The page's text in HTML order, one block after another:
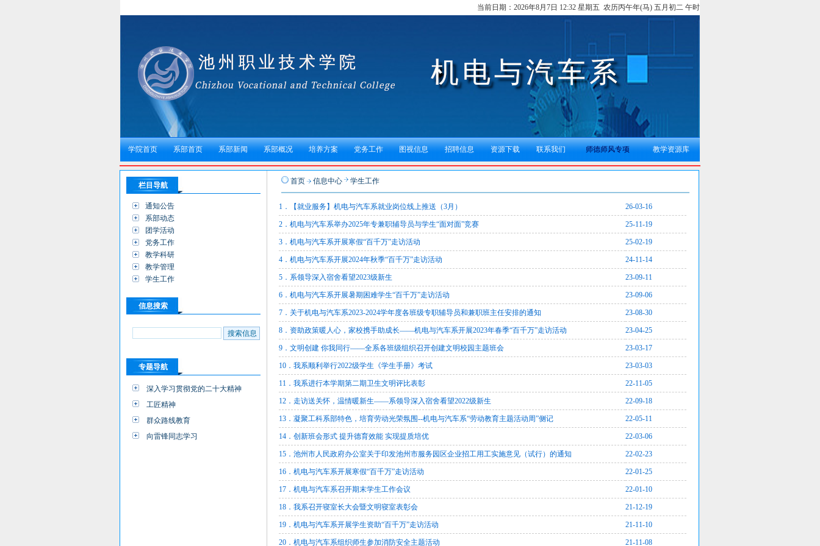
当前日期： 2026年8月7日 12:32 星期五 农历丙午年(马) 五月初二 午时
学院首页 系部首页 系部新闻 系部概况 培养方案 党务工作 图视信息 招聘信息 资源下载 联系我们 师德师风专项 教学资源库
栏目导航
通知公告
系部动态
团学活动
党务工作
教学科研
教学管理
学生工作
信息搜索
专题导航
深入学习贯彻党的二十大精神
工匠精神
群众路线教育
向雷锋同志学习
首页 信息中心 学生工作
1．【就业服务】机电与汽车系就业岗位线上推送（3月） 26-03-16
2．机电与汽车系举办2025年专兼职辅导员与学生“面对面”竞赛 25-11-19
3．机电与汽车系开展寒假“百千万”走访活动 25-02-19
4．机电与汽车系开展2024年秋季“百千万”走访活动 24-11-14
5．系领导深入宿舍看望2023级新生 23-09-11
6．机电与汽车系开展暑期困难学生“百千万”走访活动 23-09-06
7．关于机电与汽车系2023-2024学年度各班级专职辅导员和兼职班主任安排的通知 23-08-30
8．资助政策暖人心，家校携手助成长——机电与汽车系开展2023年春季“百千万”走访活动 23-04-25
9．文明创建 你我同行——全系各班级组织召开创建文明校园主题班会 23-03-17
10．我系顺利举行2022级学生《学生手册》考试 23-03-03
11．我系进行本学期第二期卫生文明评比表彰 22-11-05
12．走访送关怀，温情暖新生——系领导深入宿舍看望2022级新生 22-09-18
13．凝聚工科系部特色，培育劳动光荣氛围--机电与汽车系“劳动教育主题活动周”侧记 22-05-11
14．创新班会形式 提升德育效能 实现提质培优 22-03-06
15．池州市人民政府办公室关于印发池州市服务园区企业招工用工实施意见（试行）的通知 22-02-23
16．机电与汽车系开展寒假“百千万”走访活动 22-01-25
17．机电与汽车系召开期末学生工作会议 22-01-10
18．我系召开寝室长大会暨文明寝室表彰会 21-12-19
19．机电与汽车系开展学生资助“百千万”走访活动 21-11-10
20．机电与汽车系组织师生参加消防安全主题活动 21-11-08